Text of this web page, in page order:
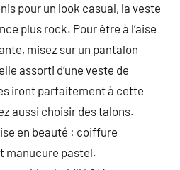
pour un look casual, la veste
plus rock. Pour être à l’aise
misez sur un pantalon
assorti d’une veste de
iront parfaitement à cette
aussi choisir des talons.
en beauté : coiffure
manucure pastel.